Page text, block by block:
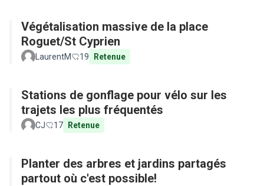
Végétalisation massive de la place
Roguet/St Cyprien
LaurentM 19 Retenue
Stations de gonflage pour vélo sur les
trajets les plus fréquentés
CJ 17 Retenue
Planter des arbres et jardins partagés
partout où c'est possible!